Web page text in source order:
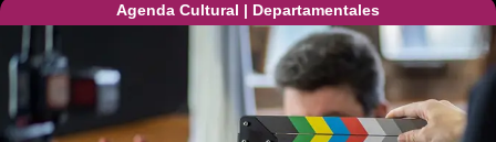
Agenda Cultural | Departamentales